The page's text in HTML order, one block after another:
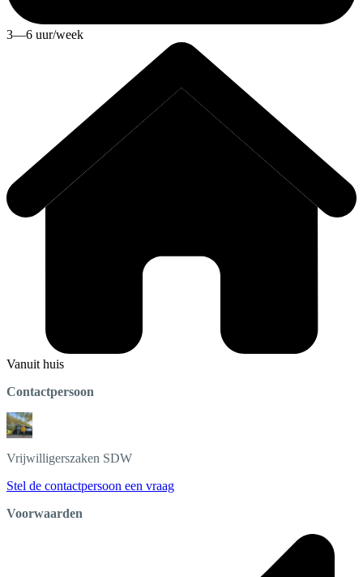
3—6 uur/week
Vanuit huis
Contactpersoon
Vrijwilligerszaken SDW
Stel de contactpersoon een vraag
Voorwaarden